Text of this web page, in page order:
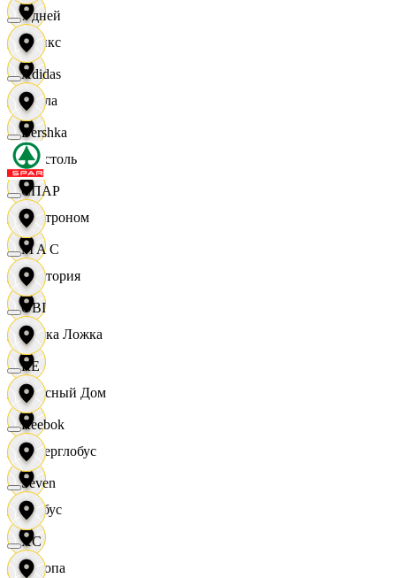
Аникс
Билла
Бристоль
Быстроном
Виктория
Вилка Ложка
Вкусный Дом
Гиперглобус
Глобус
Европа
7 дней
Adidas
Bershka
СПАР
M A C
OBI
RE
Reebok
Seven
XC